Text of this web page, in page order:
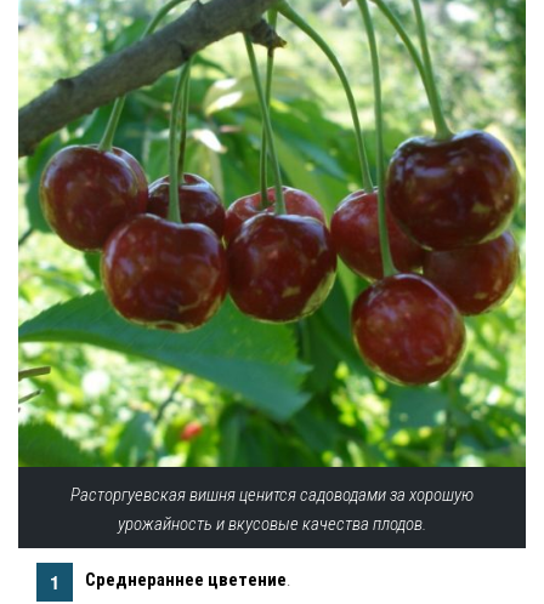
Расторгуевская вишня ценится садоводами за хорошую
урожайность и вкусовые качества плодов.
Среднераннее цветение.